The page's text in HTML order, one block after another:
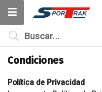
MI
Condiciones
Política de Privacidad